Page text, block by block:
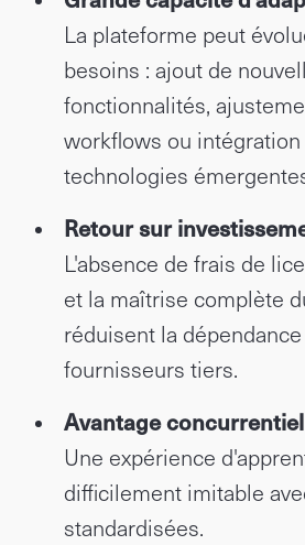
La plateforme peut
besoins : ajout de
fonctionnalités,
workflows ou
technologies
Retour sur
L'absence de frais de
et la maîtrise complète
réduisent la
fournisseurs tiers.
Avantage concurrentiel
Une expérience
difficilement imitable
standardisées.